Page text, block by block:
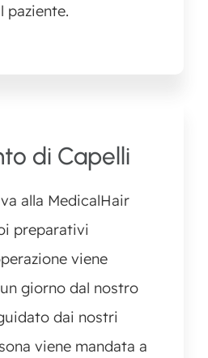
paziente.
di Capelli
alla MedicalHair
preparativi
viene
giorno dal nostro
dai nostri
viene mandata a